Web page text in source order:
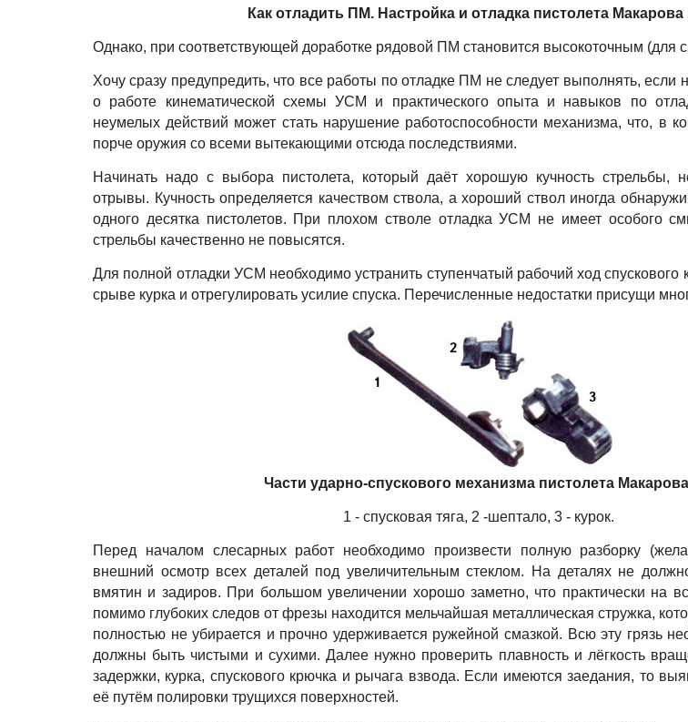
Как отладить ПМ. Настройка и отладка пистолета
Однако, при соответствующей доработке рядовой ПМ становится высокоточным (для
Хочу сразу предупредить, что все работы по отладке ПМ не следует выполнять, если
о работе кинематической схемы УСМ и практического опыта и навыков по
неумелых действий может стать нарушение работоспособности механизма, что, в
порче оружия со всеми вытекающими отсюда последствиями.
Начинать надо с выбора пистолета, который даёт хорошую кучность стрельбы,
отрывы. Кучность определяется качеством ствола, а хороший ствол иногда
одного десятка пистолетов. При плохом стволе отладка УСМ не имеет особого
стрельбы качественно не повысятся.
Для полной отладки УСМ необходимо устранить ступенчатый рабочий ход спускового
срыве курка и отрегулировать усилие спуска. Перечисленные недостатки присущи
Части ударно-спускового механизма пистолета
1 - спусковая тяга, 2 -шептало, 3 - курок.
Перед началом слесарных работ необходимо произвести полную разборку
внешний осмотр всех деталей под увеличительным стеклом. На деталях не
вмятин и задиров. При большом увеличении хорошо заметно, что практически на
помимо глубоких следов от фрезы находится мельчайшая металлическая стружка,
полностью не убирается и прочно удерживается ружейной смазкой. Всю эту грязь
должны быть чистыми и сухими. Далее нужно проверить плавность и лёгкость
задержки, курка, спускового крючка и рычага взвода. Если имеются заедания, то
её путём полировки трущихся поверхностей.